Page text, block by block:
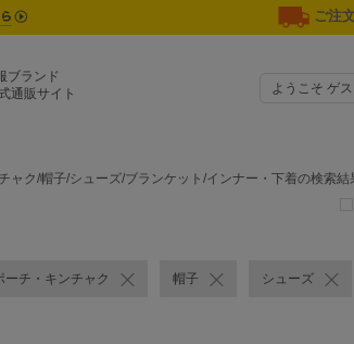
ご注
ブランド
通販サイト
ようこそ ゲ
ャク/帽子/シューズ/ブランケット/インナー・下着の検索結
ーチ・キンチャク 帽子 シューズ